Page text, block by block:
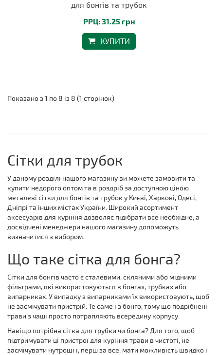
для бонгів та трубок
РРЦ: 31.25 грн
КУПИТИ
Показано з 1 по 8 із 8 (1 сторінок)
Сітки для трубок
У даному розділі нашого магазину ви можете замовити та
купити недорого оптом та в роздріб за доступною ціною
металеві сітки для бонгів та трубок у Києві, Харкові, Одесі,
Дніпрі та інших містах України. Широкий асортимент
аксесуарів для куріння дозволяє підібрати все необхідне, а
досвідчені менеджери нашого магазину допоможуть
визначитися з вибором.
Що таке сітка для бонга?
Сітки для бонгів часто є сталевими, скляними або мідними
фільтрами, які використовуються в бонгах, трубках або
випарниках. У випадку з випарниками їх використовують, щоб
не засмічувати пристрій. Те саме і з бонго, тому що подрібнені
трави з чаші просто потрапляють всередину корпусу.
Навіщо потрібна сітка для трубки чи бонга? Для того, щоб
підтримувати ці пристрої для куріння трави в чистоті, не
засмічувати нутрощі і, перш за все, мати можливість швидко і